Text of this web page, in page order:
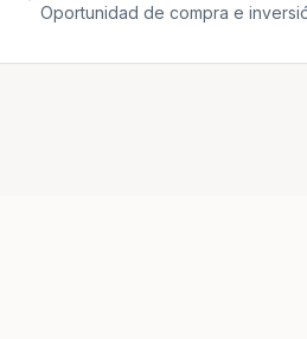
Oportunidad de compra e